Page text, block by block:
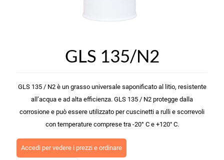
GLS 135/N2
GLS 135 / N2 è un grasso universale saponificato al litio, resistente
all’acqua e ad alta efficienza. GLS 135 / N2 protegge dalla
corrosione e può essere utilizzato per cuscinetti a rulli e scorrevoli
con temperature comprese tra -20° C e +120°C.
Accedi per vedere i prezzi e ordinare